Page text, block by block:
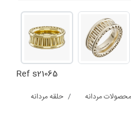
Ref s21065
محصولات مردانه
حلقه مردانه